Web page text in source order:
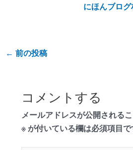
にほんブログ
← 前の投稿
コメントする
メールアドレスが公開されるこ
※が付いている欄は必須項目で